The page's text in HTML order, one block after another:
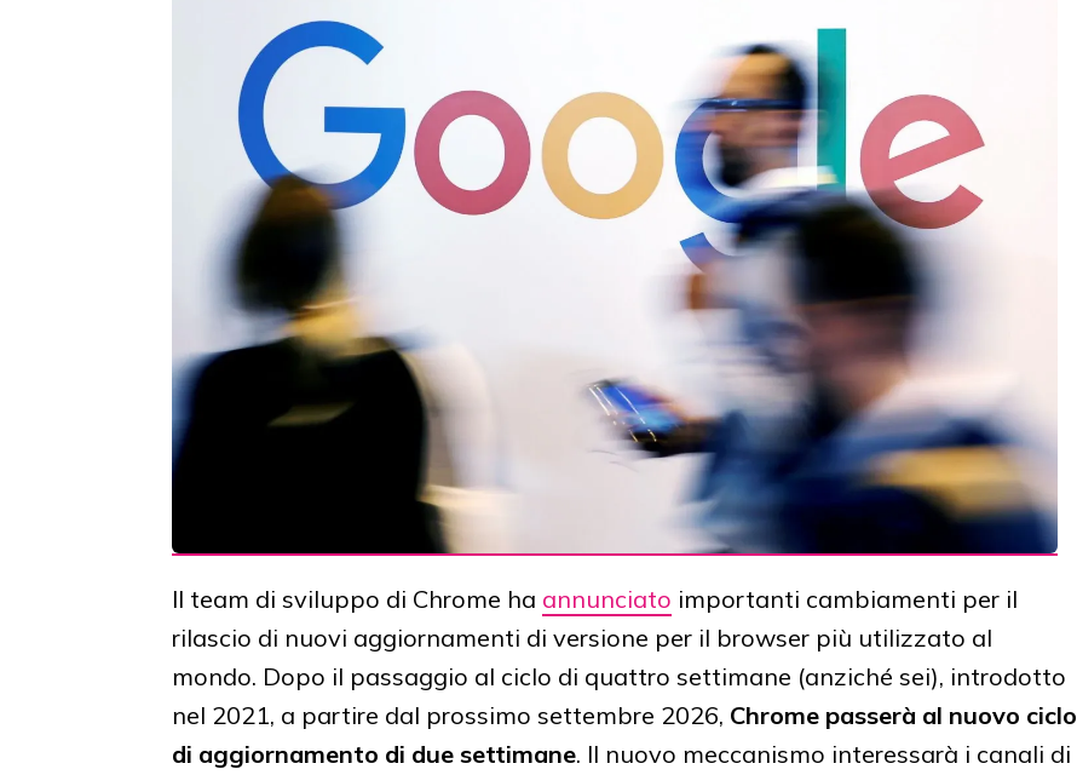
Il team di sviluppo di Chrome ha annunciato importanti cambiamenti per il
rilascio di nuovi aggiornamenti di versione per il browser più utilizzato al
mondo. Dopo il passaggio al ciclo di quattro settimane (anziché sei), introdotto
nel 2021, a partire dal prossimo settembre 2026, Chrome passerà al nuovo ciclo
di aggiornamento di due settimane. Il nuovo meccanismo interessarà i canali di